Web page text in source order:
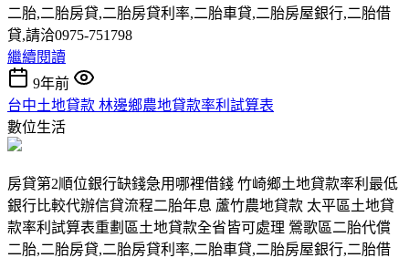
二胎,二胎房貸,二胎房貸利率,二胎車貸,二胎房屋銀行,二胎借
貸,請洽0975-751798
繼續閱讀
9年前
台中土地貸款 林邊鄉農地貸款率利試算表
數位生活
房貸第2順位銀行缺錢急用哪裡借錢 竹崎鄉土地貸款率利最低
銀行比較代辦信貸流程二胎年息 蘆竹農地貸款 太平區土地貸
款率利試算表重劃區土地貸款全省皆可處理 鶯歌區二胎代償
二胎,二胎房貸,二胎房貸利率,二胎車貸,二胎房屋銀行,二胎借